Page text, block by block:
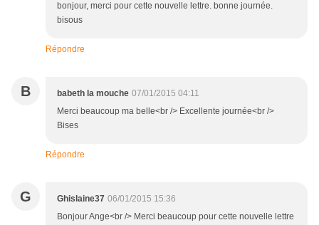
bonjour, merci pour cette nouvelle lettre. bonne journée.
bisous
Répondre
B babeth la mouche 07/01/2015 04:11
Merci beaucoup ma belle<br /> Excellente journée<br />
Bises
Répondre
G Ghislaine37 06/01/2015 15:36
Bonjour Ange<br /> Merci beaucoup pour cette nouvelle lettre